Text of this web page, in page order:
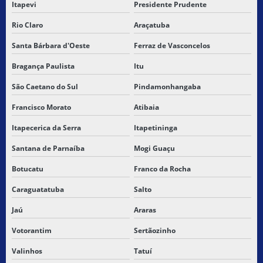
FRETE E TRANSPORTE DE PEQUENAS CARGAS
GUIAS DE TRANSPORTE DEVOLUÇÃO
LEVANTAMENTO E TRANSPORTE DE CARGAS
LOCAÇÃO CARGA SECA
LOGISTICA DE CARGAS FRACIONADAS
MELHORES TRANSPORTADORAS DE SÃO PAULO
MELHORES TRANSPORTADORAS DE SP
SERVIÇO DE COLETA E ENTREGA DE MERCADORIAS
SERVIÇO DE ENTREGA
SERVIÇO DE ENTREGA BARATO
Itapevi Presidente Prudente
Rio Claro Araçatuba
Santa Bárbara d'Oeste Ferraz de Vasconcelos
Bragança Paulista Itu
São Caetano do Sul Pindamonhangaba
Francisco Morato Atibaia
Itapecerica da Serra Itapetininga
Santana de Parnaíba Mogi Guaçu
Botucatu Franco da Rocha
Caraguatatuba Salto
Jaú Araras
Votorantim Sertãozinho
Valinhos Tatuí